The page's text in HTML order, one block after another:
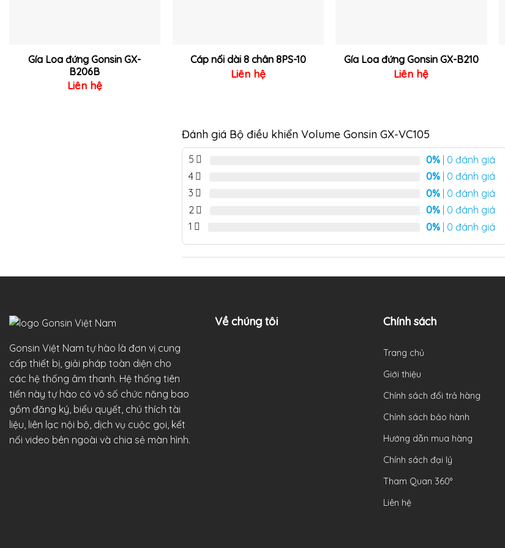
Gía Loa đứng Gonsin GX-
B206B
Liên hệ
Cáp nối dài 8 chân 8PS-10
Liên hệ
Gía Loa đứng Gonsin GX-B210
Liên hệ
Đánh giá Bộ điều khiển Volume Gonsin GX-VC105
5 0% | 0 đánh giá
4
0% | 0 đánh giá
3
0% | 0 đánh giá
2
0% | 0 đánh giá
1
0% | 0 đánh giá
Gonsin Việt Nam tự hào là đơn vị cung
cấp thiết bị, giải pháp toàn diện cho
các hệ thống âm thanh. Hệ thống tiên
tiến này tự hào có vô số chức năng bao
gồm đăng ký, biểu quyết, chú thích tài
liệu, liên lạc nội bộ, dịch vụ cuộc gọi, kết
nối video bên ngoài và chia sẻ màn hình.
Về chúng tôi Chính sách
Trang chủ
Giới thiệu
Chính sách đổi trả hàng
Chính sách bảo hành
Hướng dẫn mua hàng
Chính sách đại lý
Tham Quan 360°
Liên hệ